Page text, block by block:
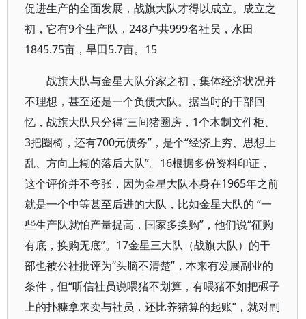
促进生产的全面发展，战旗大队才得以成立。成立之
初，它有9个生产队，248户共999名社员，水田
1845.75亩，旱田5.7亩。15
战旗大队与金星大队分家之初，集体经济状况并
不理想，甚至还是一个负债大队。据当时的干部回
忆，战旗大队只分得“三间猪圈房，1个木制文件柜、
3把圈椅，还有700元债务”，是个“经济上穷、思想上
乱、方向上糊的落后大队”。16根据多份资料印证，
这个评价并不夸张，因为金星大队本身在1965年之前
就是一个中等甚至后进的大队，比如金星大队的 “一
些生产队就怕产量提高，国家多换购”，他们说“征购
有底，换购无底”。17金星三大队（战旗大队）的干
部也被公社批评为“头脑不清楚”，本来有发展副业的
条件，但“听信社员说喂猪不划算，有喂猪不如把碾子
上的扑糠拿来卖与社员，还比养猪算的起账”，就对副